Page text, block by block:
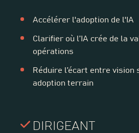
Accélérer l'adoption de l'IA
Clarifier où l’IA crée de la
opérations
Réduire l’écart entre vision
adoption terrain
DIRIGEANT